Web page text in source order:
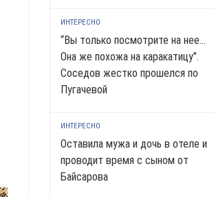
ИНТЕРЕСНО
“Вы только посмотрите на нее…
Она же похожа на каракатицу”.
Соседов жестко прошелся по
Пугачевой
ИНТЕРЕСНО
Оставила мужа и дочь в отеле и
проводит время с сыном от
Байсарова